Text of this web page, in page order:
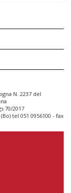
N. 2237 del
70/2017
tel 051 0956100 - fax